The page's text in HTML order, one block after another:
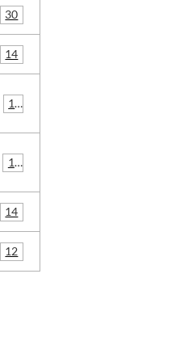
30
14
16
12
14
12